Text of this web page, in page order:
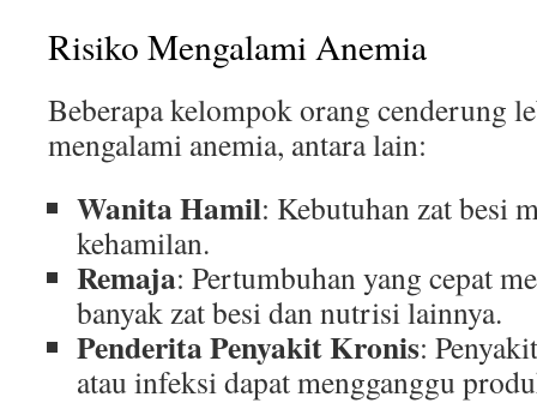
Risiko Mengalami Anemia
Beberapa kelompok orang cenderung
mengalami anemia, antara lain:
Wanita Hamil: Kebutuhan zat besi
kehamilan.
Remaja: Pertumbuhan yang cepat
banyak zat besi dan nutrisi lainnya.
Penderita Penyakit Kronis:
atau infeksi dapat mengganggu